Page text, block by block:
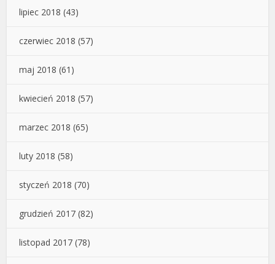
lipiec 2018 (43)
czerwiec 2018 (57)
maj 2018 (61)
kwiecień 2018 (57)
marzec 2018 (65)
luty 2018 (58)
styczeń 2018 (70)
grudzień 2017 (82)
listopad 2017 (78)